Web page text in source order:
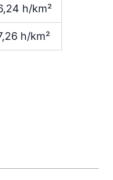
h/km²
h/km²